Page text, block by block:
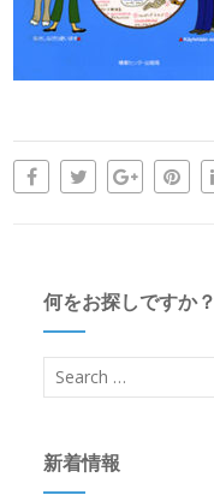
何をお探しですか？
新着情報